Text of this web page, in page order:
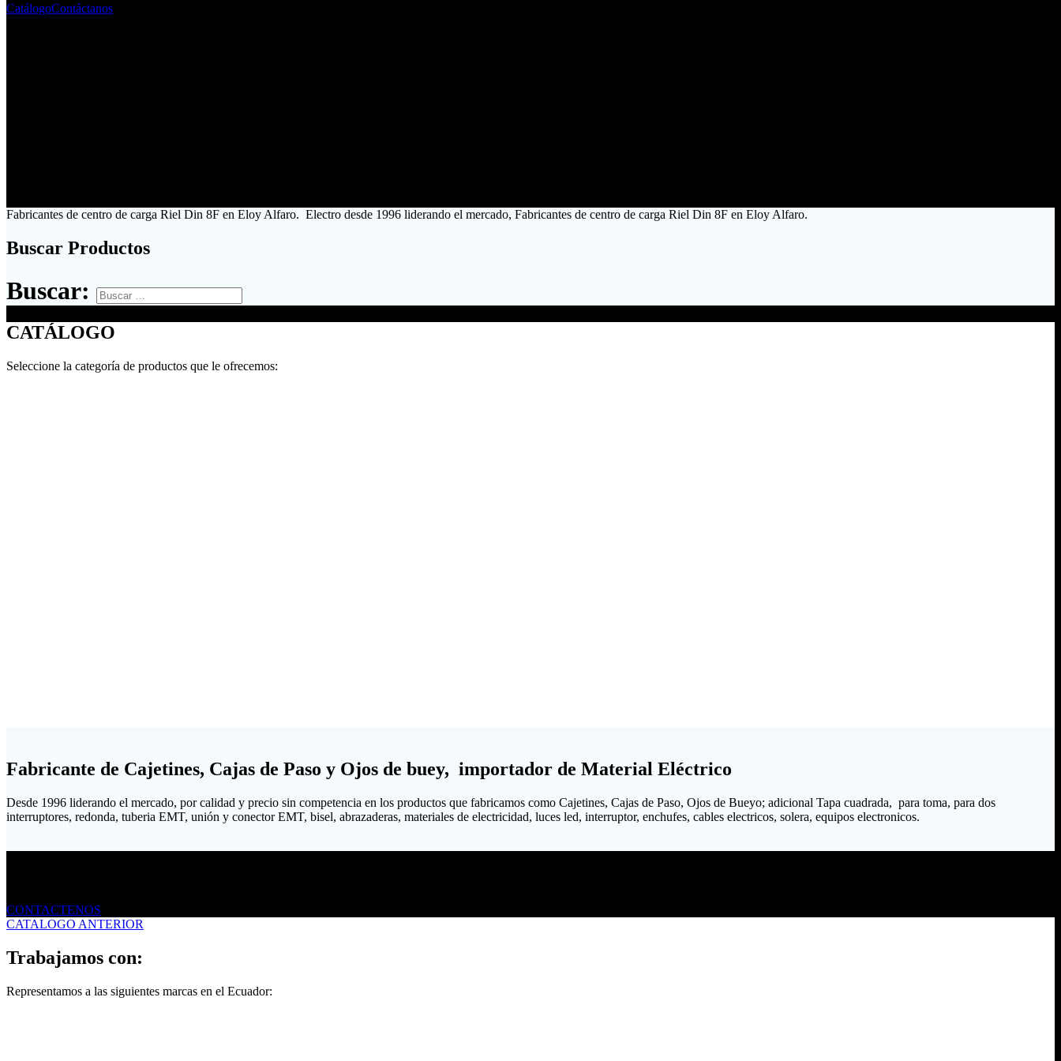
CatálogoContáctanos
Fabricantes de centro de carga Riel Din 8F en Eloy Alfaro. Electro desde 1996 liderando el mercado, Fabricantes de centro de carga Riel Din 8F en Eloy Alfaro.
Buscar Productos
Buscar:
CATÁLOGO
Seleccione la categoría de productos que le ofrecemos:
Fabricante de Cajetines, Cajas de Paso y Ojos de buey, importador de Material Eléctrico
Desde 1996 liderando el mercado, por calidad y precio sin competencia en los productos que fabricamos como Cajetines, Cajas de Paso, Ojos de Bueyo; adicional Tapa cuadrada, para toma, para dos
interruptores, redonda, tuberia EMT, unión y conector EMT, bisel, abrazaderas, materiales de electricidad, luces led, interruptor, enchufes, cables electricos, solera, equipos electronicos.
CONTACTENOS
CATALOGO ANTERIOR
Trabajamos con:
Representamos a las siguientes marcas en el Ecuador: